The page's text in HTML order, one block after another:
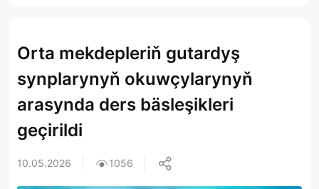
Orta mekdepleriň gutardyş
synplarynyň okuwçylarynyň
arasynda ders bäsleşikleri
geçirildi
10.05.2026 1056